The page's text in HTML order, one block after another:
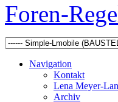
Foren-
Navigation
Kontakt
Lena Meyer-
Archiv